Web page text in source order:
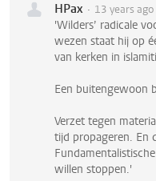
HPax 13 years ago
'Wilders’ radicale
wezen staat hij op
van kerken in
Een buitengewoon
Verzet tegen
tijd propageren. En
willen stoppen.'